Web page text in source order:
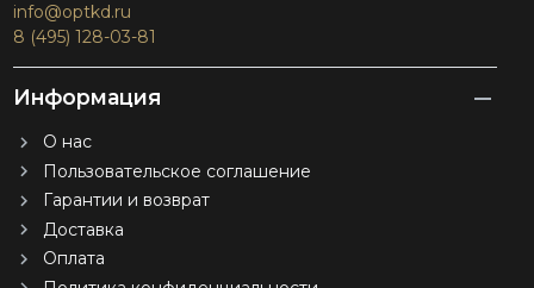
info@optkd.ru
8 (495) 128-03-81
Информация
О нас
Пользовательское соглашение
Гарантии и возврат
Доставка
Оплата